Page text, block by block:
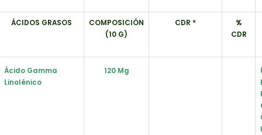
ÁCIDOS GRASOS
COMPOSICIÓN
(10 G)
CDR *
%
CDR
Ácido Gamma
Linolénico
120 Mg